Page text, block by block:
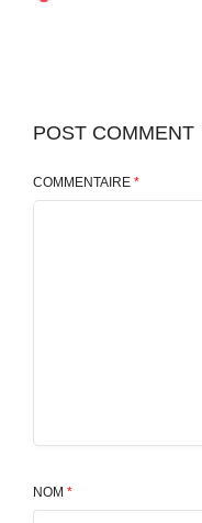
POST COMMENT
COMMENTAIRE *
NOM *